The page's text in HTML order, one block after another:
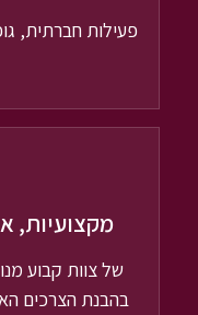
פעילות חברתית,
מקצועיות,
של צוות קבוע
בהבנת הצרכים